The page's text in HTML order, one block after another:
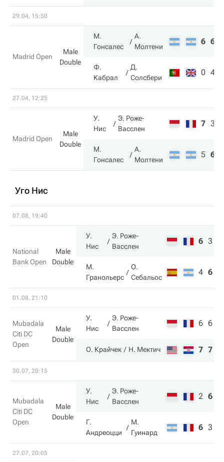
29.04, 15:50
Madrid Open
Male
Double
М.
Гонсалес
А.
Молтени
6 6
Ф.
Кабрал
Д.
Солсбери
0 4
27.04, 12:25
Madrid Open
Male
Double
У.
Нис
Э. Роже-
Васслен
7 3
М.
Гонсалес
А.
Молтени
5 6
Уго Нис
07.08, 19:40
National
Bank Open
Male
Double
У.
Нис
Э. Роже-
Васслен
6 3
М.
Гранольерс
О.
Себальос
4 6
01.08, 21:10
Mubadala
Citi DC
Open
Male
Double
У.
Нис
Э. Роже-
Васслен
6 6
О. Крайчек Н. Мектич 7 7
30.07, 20:15
Mubadala
Citi DC
Open
Male
Double
У.
Нис
Э. Роже-
Васслен
2 6
Г.
Андреоцци
М.
Гуинард
6 3
27.07, 20:05